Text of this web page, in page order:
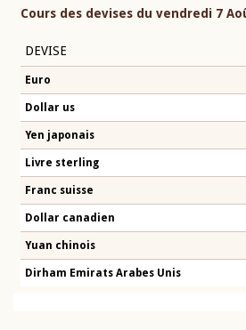
Cours des devises du vendredi 7
DEVISE
Euro
Dollar us
Yen japonais
Livre sterling
Franc suisse
Dollar canadien
Yuan chinois
Dirham Emirats Arabes Unis